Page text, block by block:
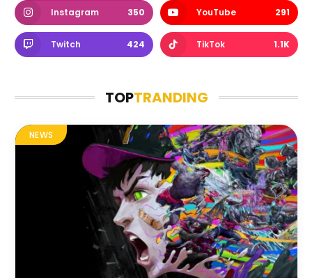
Instagram 350 YouTube 291
Twitch 424 TikTok 1.1K
TOPTRANDING
NEWS